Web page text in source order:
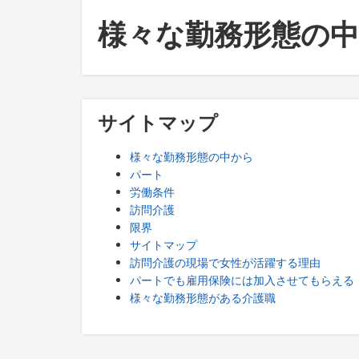
様々な勤務形態の
サイトマップ
様々な勤務形態の中から
パート
労働条件
訪問介護
限界
サイトマップ
訪問介護の現場で女性が活躍する理由
パートでも雇用保険には加入させてもらえる
様々な勤務形態がある介護職